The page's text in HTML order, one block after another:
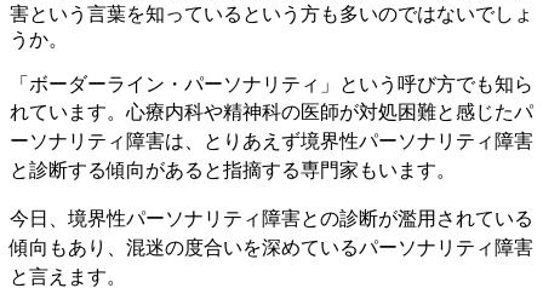
害という言葉を知っているという方も多いのではないでしょ
うか。
「ボーダーライン・パーソナリティ」という呼び方でも知ら
れています。 心療内科や精神科の医師が対処困難と感じたパ
ーソナリティ障害は、とりあえず境界性パーソナリティ障害
と診断する傾向があると指摘する専門家もいます。
今日、境界性パーソナリティ障害との診断が濫用されている
傾向もあり、混迷の度合いを深めているパーソナリティ障害
と言えます。